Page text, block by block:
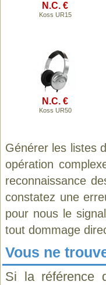
N.C. €
Koss UR15
N.C. €
Koss UR50
Générer les listes
opération
reconnaissance
constatez une
pour nous le
tout dommage
Vous ne
Si la référence